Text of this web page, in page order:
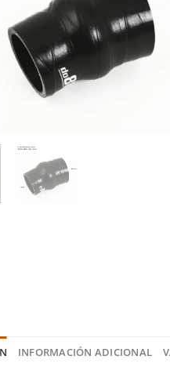
INFORMACIÓN ADICIONAL